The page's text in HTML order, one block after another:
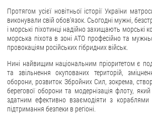
Відеогалерея
ЗВЕРНЕННЯ ГРОМАДЯН
Звернення громадян
Електронне звернення
ДОСТУП ДО ПУБЛІЧНОЇ ІНФОРМАЦІЇ
Організація доступу до публічної інформації
Протягом усієї новітньої історії України
виконували свій обов'язок. Сьогодні мужні,
і морські піхотинці надійно захищають морські
морська піхота в зоні АТО професійно та
провокаціям російських гібридних військ.
Нині найвищим національним пріоритетом є
та звільнення окупованих територій,
оборони, розвиток Збройних Сил, зокрема,
берегової оборони та модернізація флоту,
здатним ефективно взаємодіяти з
підтримання безпеки в регіоні.